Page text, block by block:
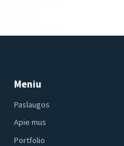
Meniu
Paslaugos
Apie mus
Portfolio